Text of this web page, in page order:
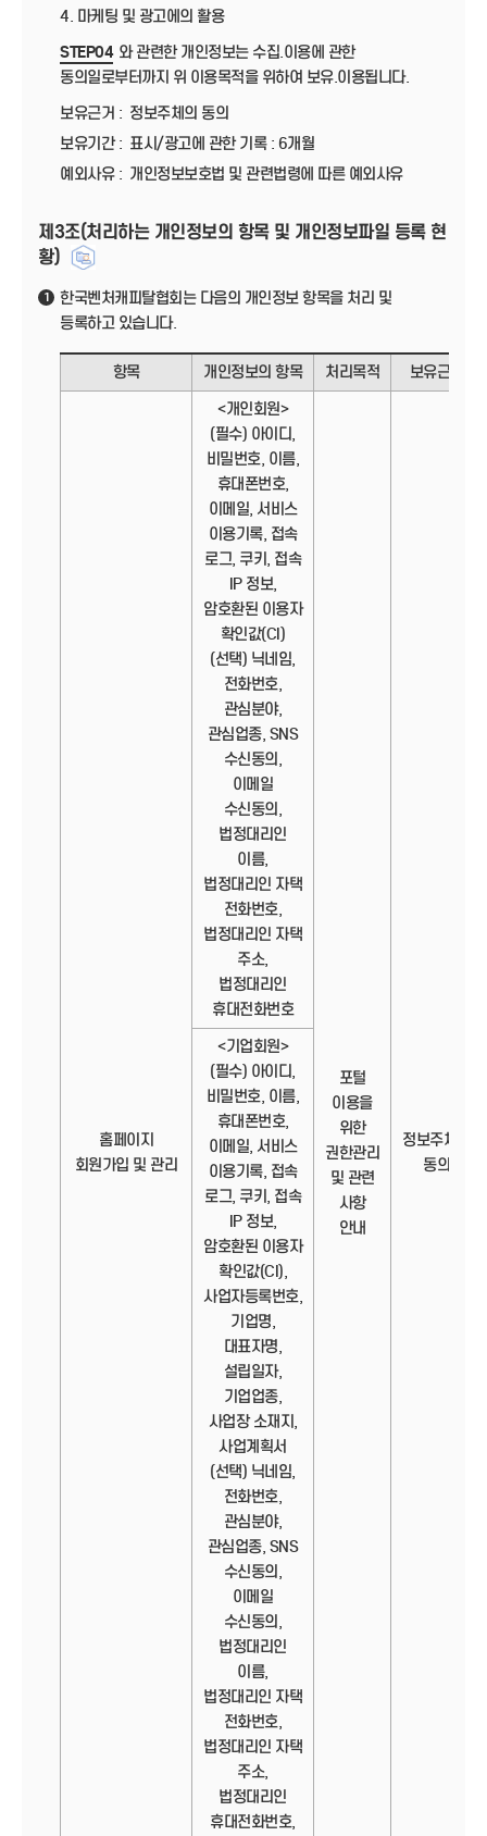
4. 마케팅 및 광고에의 활용
STEP04 와 관련한 개인정보는 수집.이용에 관한
동의일로부터까지 위 이용목적을 위하여 보유.이용됩니다.
보유근거 : 정보주체의 동의
보유기간 : 표시/광고에 관한 기록 : 6개월
예외사유 : 개인정보보호법 및 관련법령에 따른 예외사유
제3조(처리하는 개인정보의 항목 및 개인정보파일 등록 현
황)
1
한국벤처캐피탈협회는 다음의 개인정보 항목을 처리 및
등록하고 있습니다.
항목 개인정보의 항목 처리목적 보유근거
홈페이지
회원가입 및 관리
<개인회원>
(필수) 아이디,
비밀번호, 이름,
휴대폰번호,
이메일, 서비스
이용기록, 접속
로그, 쿠키, 접속
IP 정보,
암호환된 이용자
확인값(CI)
(선택) 닉네임,
전화번호,
관심분야,
관심업종, SNS
수신동의,
이메일
수신동의,
법정대리인
이름,
법정대리인 자택
전화번호,
법정대리인 자택
주소,
법정대리인
휴대전화번호
포털
이용을
위한
권한관리
및 관련
사항
안내
정보주체의
동의
<기업회원>
(필수) 아이디,
비밀번호, 이름,
휴대폰번호,
이메일, 서비스
이용기록, 접속
로그, 쿠키, 접속
IP 정보,
암호환된 이용자
확인값(CI),
사업자등록번호,
기업명,
대표자명,
설립일자,
기업업종,
사업장 소재지,
사업계획서
(선택) 닉네임,
전화번호,
관심분야,
관심업종, SNS
수신동의,
이메일
수신동의,
법정대리인
이름,
법정대리인 자택
전화번호,
법정대리인 자택
주소,
법정대리인
휴대전화번호,